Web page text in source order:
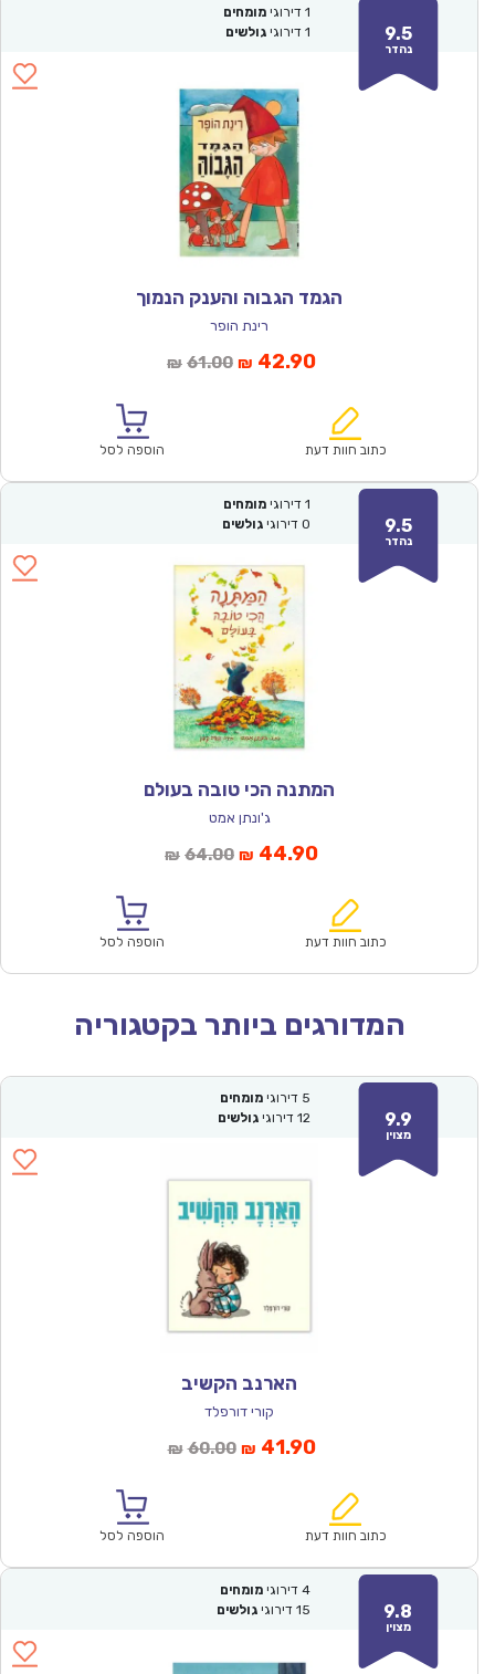
9.5
נהדר
1 דירוגי מומחים
1 דירוגי גולשים
הגמד הגבוה והענק הנמוך
רינת הופר
₪ 61.00המחיר
₪61.00.
₪ 42.90המחיר
הוא:
כתוב חוות דעת הוספה לסל
9.5
נהדר
1 דירוגי מומחים
0 דירוגי גולשים
המתנה הכי טובה בעולם
ג'ונתן אמט
₪ 64.00המחיר
₪64.00.
₪ 44.90המחיר
הוא:
כתוב חוות דעת הוספה לסל
המדורגים ביותר בקטגוריה
9.9
מצוין
5 דירוגי מומחים
12 דירוגי גולשים
הארנב הקשיב
קורי דורפלד
₪ 60.00המחיר
₪60.00.
₪ 41.90המחיר
הוא:
כתוב חוות דעת הוספה לסל
9.8
מצוין
4 דירוגי מומחים
15 דירוגי גולשים